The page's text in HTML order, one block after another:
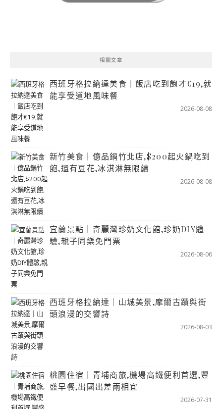
相關文章
西班牙格拉納達美食｜飯店吃到飽才€19,就
能享受道地風味餐
2026-08-08
新竹美食｜億品鍋竹北店,$200起火鍋吃到
飽,還有豆花,冰淇淋無限續
2026-08-08
宜蘭景點｜奇麗灣珍奶文化館,珍奶DIY體
驗,親子同樂免門票
2026-08-06
西班牙格拉納達｜山城美景,摩爾古蹟與街
頭浪漫的交響詩
2026-08-03
桃園住宿｜青埔商旅,機場高鐵便利首選,豐
盛早餐,出國出差兩相宜
2026-07-31